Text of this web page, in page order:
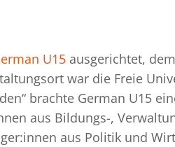
U15 ausgerichtet,
war die Freie
brachte German U15
aus Bildungs-,
aus Politik und